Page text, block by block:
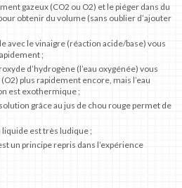
gazeux (CO2 ou O2) et le piéger dans du
obtenir du volume (sans oublier d’ajouter
avec le vinaigre (réaction acide/base) vous
;
d’hydrogène (l’eau oxygénée) vous
plus rapidement encore, mais l’eau
est exothermique ;
grâce au jus de chou rouge permet de
est très ludique ;
un principe repris dans l’expérience